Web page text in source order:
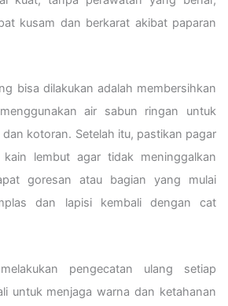
kusam dan berkarat akibat paparan
bisa dilakukan adalah membersihkan
air sabun ringan untuk
kotoran. Setelah itu, pastikan pagar
lembut agar tidak meninggalkan
goresan atau bagian yang mulai
dan lapisi kembali dengan cat
pengecatan ulang setiap
untuk menjaga warna dan ketahanan